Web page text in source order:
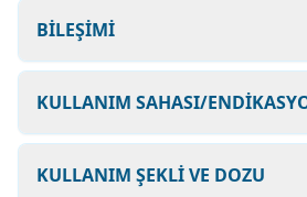
BİLEŞİMİ
KULLANIM SAHASI/
KULLANIM ŞEKLİ VE DOZU